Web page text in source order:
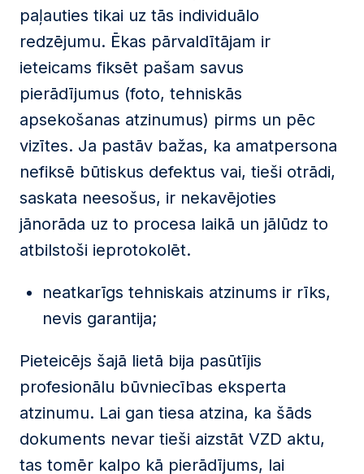
paļauties tikai uz tās individuālo
redzējumu. Ēkas pārvaldītājam ir
ieteicams fiksēt pašam savus
pierādījumus (foto, tehniskās
apsekošanas atzinumus) pirms un pēc
vizītes. Ja pastāv bažas, ka amatpersona
nefiksē būtiskus defektus vai, tieši otrādi,
saskata neesošus, ir nekavējoties
jānorāda uz to procesa laikā un jālūdz to
atbilstoši ieprotokolēt.
neatkarīgs tehniskais atzinums ir rīks,
nevis garantija;
Pieteicējs šajā lietā bija pasūtījis
profesionālu būvniecības eksperta
atzinumu. Lai gan tiesa atzina, ka šāds
dokuments nevar tieši aizstāt VZD aktu,
tas tomēr kalpo kā pierādījums, lai